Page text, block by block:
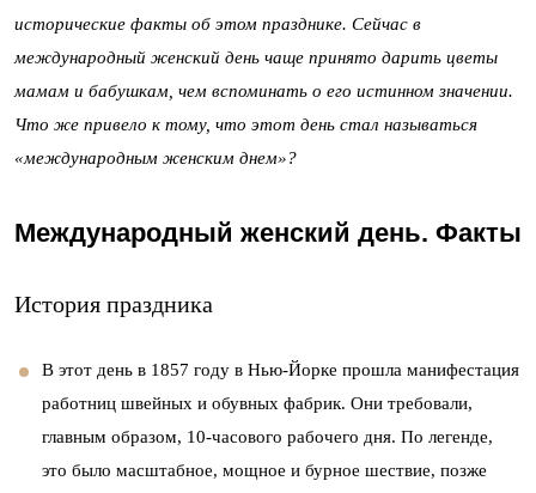
исторические факты об этом празднике. Сейчас в
международный женский день чаще принято дарить цветы
мамам и бабушкам, чем вспоминать о его истинном значении.
Что же привело к тому, что этот день стал называться
«международным женским днем»?
Международный женский день. Факты
История праздника
В этот день в 1857 году в Нью-Йорке прошла манифестация
работниц швейных и обувных фабрик. Они требовали,
главным образом, 10-часового рабочего дня. По легенде,
это было масштабное, мощное и бурное шествие, позже